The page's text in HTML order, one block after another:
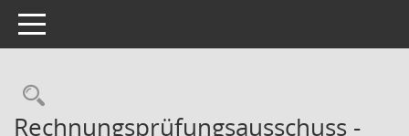
Toggle navigation
Rechercheauswahl
Rechnungsprüfungsausschuss -